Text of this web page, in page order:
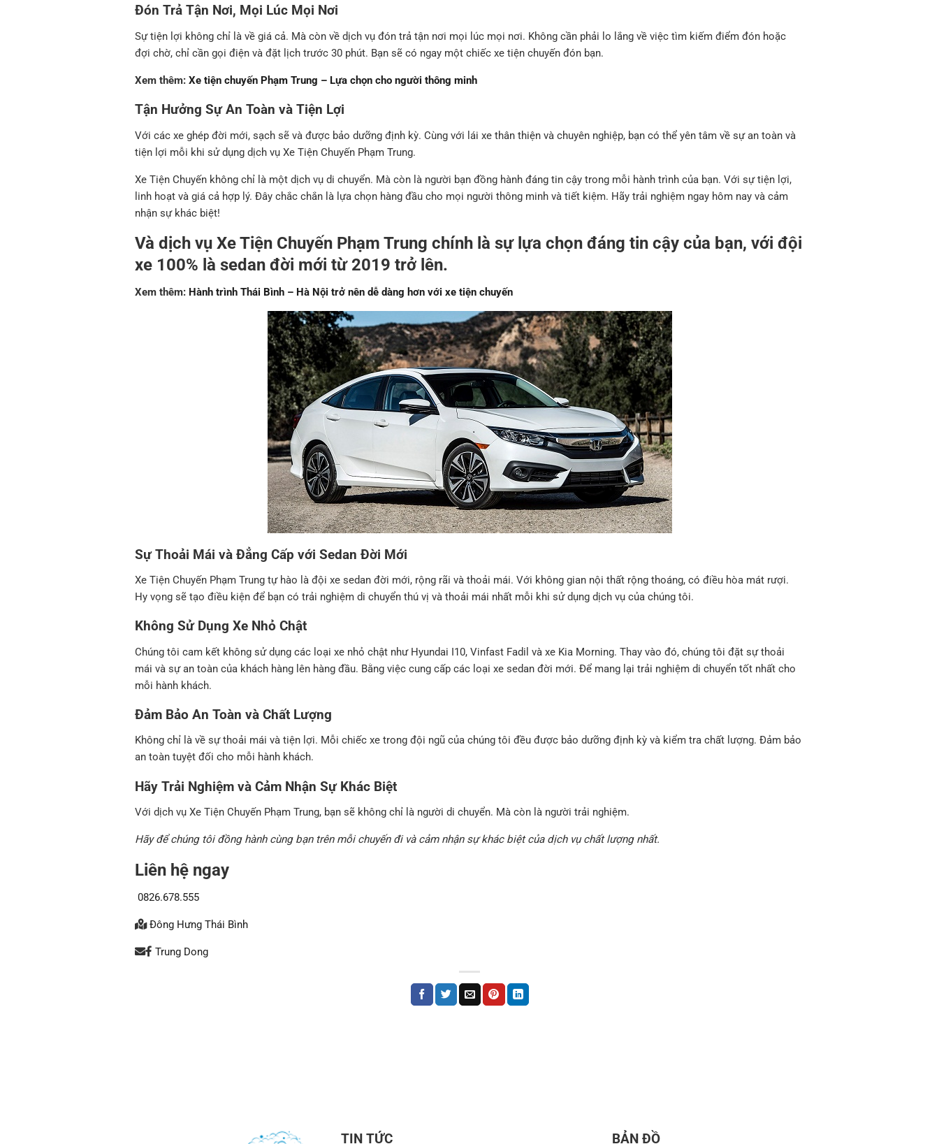
Đón Trả Tận Nơi, Mọi Lúc Mọi Nơi
Sự tiện lợi không chỉ là về giá cả. Mà còn về dịch vụ đón trả tận nơi mọi lúc mọi nơi. Không cần phải lo lắng về việc tìm kiếm điểm đón hoặc
đợi chờ, chỉ cần gọi điện và đặt lịch trước 30 phút. Bạn sẽ có ngay một chiếc xe tiện chuyến đón bạn.
Xem thêm:Xe tiện chuyến Phạm Trung – Lựa chọn cho người thông minh
Tận Hưởng Sự An Toàn và Tiện Lợi
Với các xe ghép đời mới, sạch sẽ và được bảo dưỡng định kỳ. Cùng với lái xe thân thiện và chuyên nghiệp, bạn có thể yên tâm về sự an toàn và
tiện lợi mỗi khi sử dụng dịch vụ Xe Tiện Chuyến Phạm Trung.
Xe Tiện Chuyến không chỉ là một dịch vụ di chuyển. Mà còn là người bạn đồng hành đáng tin cậy trong mỗi hành trình của bạn. Với sự tiện lợi,
linh hoạt và giá cả hợp lý. Đây chắc chắn là lựa chọn hàng đầu cho mọi người thông minh và tiết kiệm. Hãy trải nghiệm ngay hôm nay và cảm
nhận sự khác biệt!
Và dịch vụ Xe Tiện Chuyến Phạm Trung chính là sự lựa chọn đáng tin cậy của bạn, với đội
xe 100% là sedan đời mới từ 2019 trở lên.
Xem thêm: Hành trình Thái Bình – Hà Nội trở nên dễ dàng hơn với xe tiện chuyến
Sự Thoải Mái và Đẳng Cấp với Sedan Đời Mới
Xe Tiện Chuyến Phạm Trung tự hào là đội xe sedan đời mới, rộng rãi và thoải mái. Với không gian nội thất rộng thoáng, có điều hòa mát rượi.
Hy vọng sẽ tạo điều kiện để bạn có trải nghiệm di chuyển thú vị và thoải mái nhất mỗi khi sử dụng dịch vụ của chúng tôi.
Không Sử Dụng Xe Nhỏ Chật
Chúng tôi cam kết không sử dụng các loại xe nhỏ chật như Hyundai I10, Vinfast Fadil và xe Kia Morning. Thay vào đó, chúng tôi đặt sự thoải
mái và sự an toàn của khách hàng lên hàng đầu. Bằng việc cung cấp các loại xe sedan đời mới. Để mang lại trải nghiệm di chuyển tốt nhất cho
mỗi hành khách.
Đảm Bảo An Toàn và Chất Lượng
Không chỉ là về sự thoải mái và tiện lợi. Mỗi chiếc xe trong đội ngũ của chúng tôi đều được bảo dưỡng định kỳ và kiểm tra chất lượng. Đảm bảo
an toàn tuyệt đối cho mỗi hành khách.
Hãy Trải Nghiệm và Cảm Nhận Sự Khác Biệt
Với dịch vụ Xe Tiện Chuyến Phạm Trung, bạn sẽ không chỉ là người di chuyển. Mà còn là người trải nghiệm.
Hãy để chúng tôi đồng hành cùng bạn trên mỗi chuyến đi và cảm nhận sự khác biệt của dịch vụ chất lượng nhất.
Liên hệ ngay
0826.678.555
Đông Hưng Thái Bình
Trung Dong
TIN TỨC BẢN ĐỒ